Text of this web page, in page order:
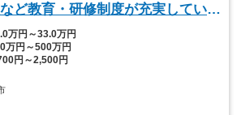
ど教育・研修制度が充実していま
万円～33.0万円
万円～500万円
円～2,500円